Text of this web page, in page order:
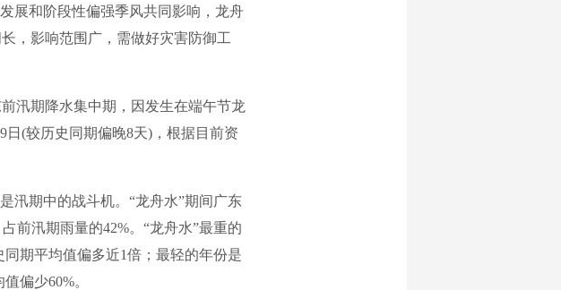
和阶段性偏强季风共同影响，龙舟
，影响范围广，需做好灾害防御工
汛期降水集中期，因发生在端午节龙
日(较历史同期偏晚8天)，根据目前资
期中的战斗机。“龙舟水”期间广东
前汛期雨量的42%。“龙舟水”最重的
期平均值偏多近1倍；最轻的年份是
偏少60%。